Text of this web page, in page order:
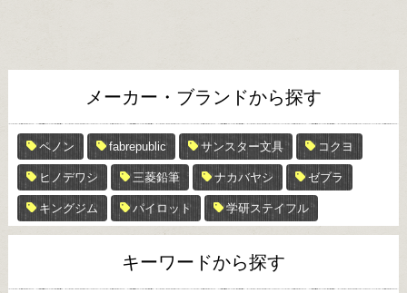
メーカー・ブランドから探す
ペノン fabrepublic サンスター文具 コクヨ
ヒノデワシ 三菱鉛筆 ナカバヤシ ゼブラ
キングジム パイロット 学研ステイフル
キーワードから探す